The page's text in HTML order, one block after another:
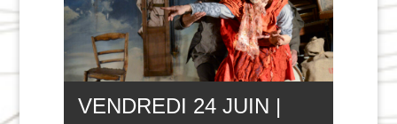
VENDREDI 24 JUIN |